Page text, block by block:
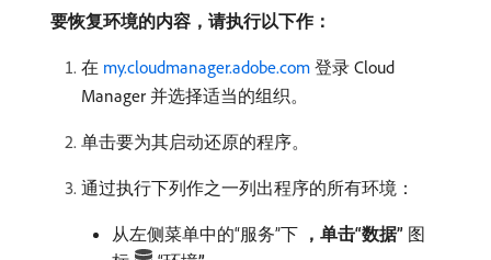
要恢复环境的内容，请执行以下作：
在 my.cloudmanager.adobe.com 登录 Cloud
Manager 并选择适当的组织。
单击要为其启动还原的程序。
通过执行下列作之一列出程序的所有环境：
从左侧菜单中的“服务”下​ ，单击“数据” ​图